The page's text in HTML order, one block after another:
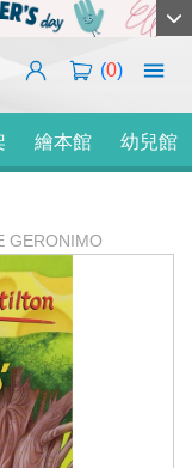
(0)
繪本館 幼兒館
GERONIMO